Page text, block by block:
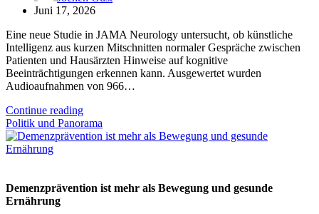
Juni 17, 2026
Eine neue Studie in JAMA Neurology untersucht, ob künstliche
Intelligenz aus kurzen Mitschnitten normaler Gespräche zwischen
Patienten und Hausärzten Hinweise auf kognitive
Beeinträchtigungen erkennen kann. Ausgewertet wurden
Audioaufnahmen von 966…
Continue reading
Politik und Panorama
Demenzprävention ist mehr als Bewegung und gesunde
Ernährung